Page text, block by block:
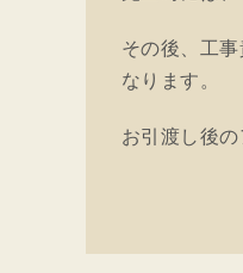
その後、工
なります。
お引渡し後